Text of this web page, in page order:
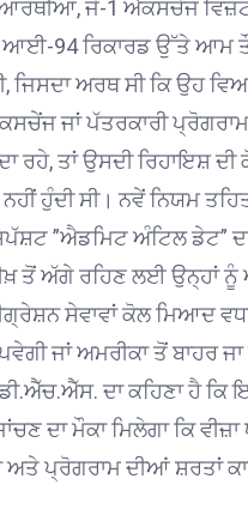
ਜੇ-1 ਐਕਸਚੇਂਜ
ਆਈ-94 ਰਿਕਾਰਡ ਉੱਤੇ ਆਮ
ਜਿਸਦਾ ਅਰਥ ਸੀ ਕਿ ਉਹ
ਜਾਂ ਪੱਤਰਕਾਰੀ
ਰਹੇ, ਤਾਂ ਉਸਦੀ ਰਿਹਾਇਸ਼
ਨਹੀਂ ਹੁੰਦੀ ਸੀ। ਨਵੇਂ ਨਿਯਮ
”ਐਡਮਿਟ ਅੰਟਿਲ ਡੇਟ”
ਤੋਂ ਅੱਗੇ ਰਹਿਣ ਲਈ ਉਨ੍ਹਾਂ ਨੂੰ
ਸੇਵਾਵਾਂ ਕੋਲ ਮਿਆਦ
ਜਾਂ ਅਮਰੀਕਾ ਤੋਂ ਬਾਹਰ ਜਾ
ਦਾ ਕਹਿਣਾ ਹੈ ਕਿ
ਦਾ ਮੌਕਾ ਮਿਲੇਗਾ ਕਿ ਵੀਜ਼ਾ
ਅਤੇ ਪ੍ਰੋਗਰਾਮ ਦੀਆਂ ਸ਼ਰਤਾਂ